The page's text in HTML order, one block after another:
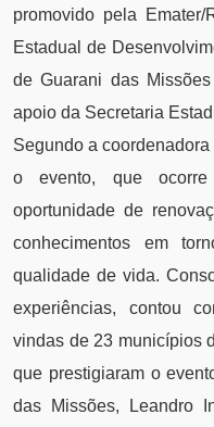
promovido pela Emater/
Estadual de
de Guarani das
apoio da Secretaria
Segundo a
o evento, que
oportunidade de
conhecimentos em
qualidade de vida.
experiências, contou
vindas de 23 municípios
que prestigiaram o
das Missões, Leandro